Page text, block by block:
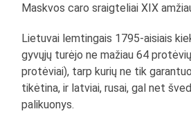
Maskvos caro sraigteliai XIX
Lietuvai lemtingais 1795-aisiais
gyvųjų turėjo ne mažiau 64
protėviai), tarp kurių ne tik
tikėtina, ir latviai, rusai, gal net
palikuonys.